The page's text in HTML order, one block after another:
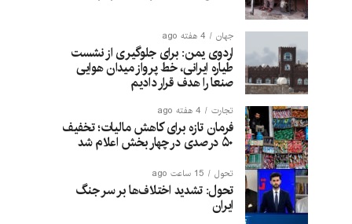
جهان 4 هفته ago
اردوی یمن: برای جلوگیری از نشست
طیاره ایرانی، خط پرواز میدان هوایی
صنعا را هدف قرار دادیم
تجارت 4 هفته ago
فرمان تازه برای کاهش مالیات؛ تخفیف
۵۰ درصدی در چهار بخش اعلام شد
تحول 15 ساعت ago
تحول: تشدید اختلاف‌ها بر سر جنگ
ایران